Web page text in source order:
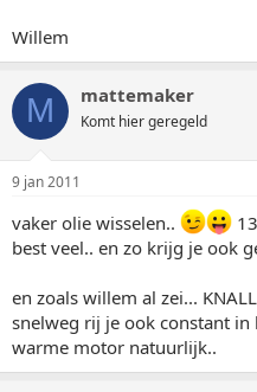
Willem
M mattemaker
Komt hier geregeld
9 jan 2011
vaker olie wisselen..
best veel.. en zo krijg je ook
en zoals willem al zei...
snelweg rij je ook constant in
warme motor natuurlijk..